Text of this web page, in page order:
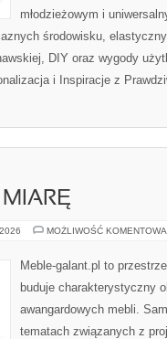
młodzieżowym i
środowisku,
DIY oraz wygody
i Inspiracje z
MOŻLIWOŚĆ
Meble-galant.pl to
buduje charakterystyczny
awangardowych mebli.
tematach związanych z